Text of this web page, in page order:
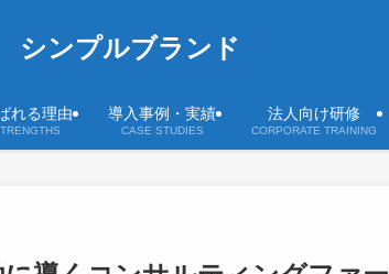
シンプルブランド
れる理由 導入事例・実績
CASE STUDIES
法人向け研修
CORPORATE TRAINING